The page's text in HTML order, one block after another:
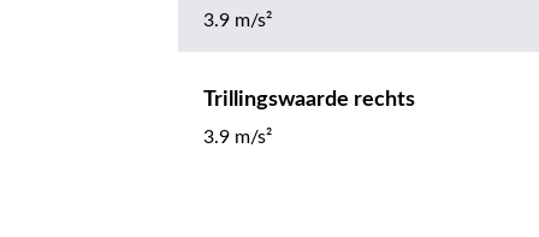
3.9 m/s²
Trillingswaarde rechts
3.9 m/s²